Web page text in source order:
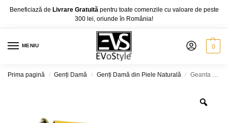
Beneficiază de Livrare Gratuită pentru toate comenzile cu valoare de peste
300 lei, oriunde în România!
MENIU 0
Prima pagină / Genți Damă / Genți Damă din Piele Naturală / Geanta Dama Unicat Lucia R45-C, Piele Naturală, Multicolor, diferite culori